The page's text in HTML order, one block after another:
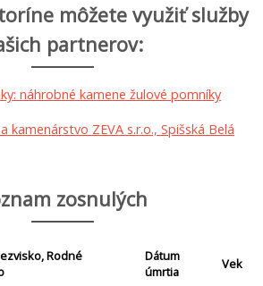
môžete využiť služby
partnerov:
zosnulých
Rodné
Dátum
úmrtia
Vek